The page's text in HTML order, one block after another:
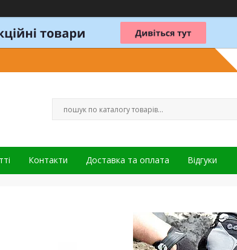
Контакти Доставка та оплата Відгуки